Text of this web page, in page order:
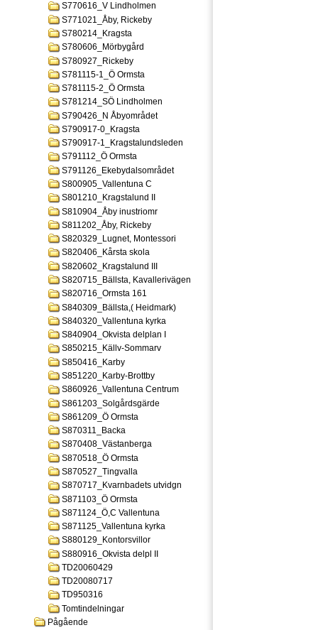
S770616_V Lindholmen
S771021_Åby, Rickeby
S780214_Kragsta
S780606_Mörbygård
S780927_Rickeby
S781115-1_Ö Ormsta
S781115-2_Ö Ormsta
S781214_SÖ Lindholmen
S790426_N Åbyområdet
S790917-0_Kragsta
S790917-1_Kragstalundsleden
S791112_Ö Ormsta
S791126_Ekebydalsområdet
S800905_Vallentuna C
S801210_Kragstalund II
S810904_Åby inustriomr
S811202_Åby, Rickeby
S820329_Lugnet, Montessori
S820406_Kårsta skola
S820602_Kragstalund III
S820715_Bällsta, Kavallerivägen
S820716_Ormsta 161
S840309_Bällsta,( Heidmark)
S840320_Vallentuna kyrka
S840904_Okvista delplan I
S850215_Källv-Sommarv
S850416_Karby
S851220_Karby-Brottby
S860926_Vallentuna Centrum
S861203_Solgårdsgärde
S861209_Ö Ormsta
S870311_Backa
S870408_Västanberga
S870518_Ö Ormsta
S870527_Tingvalla
S870717_Kvarnbadets utvidgn
S871103_Ö Ormsta
S871124_Ö,C Vallentuna
S871125_Vallentuna kyrka
S880129_Kontorsvillor
S880916_Okvista delpl II
TD20060429
TD20080717
TD950316
Tomtindelningar
Pågående